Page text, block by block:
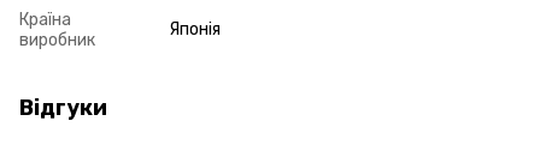
Країна
виробник
Японія
Відгуки